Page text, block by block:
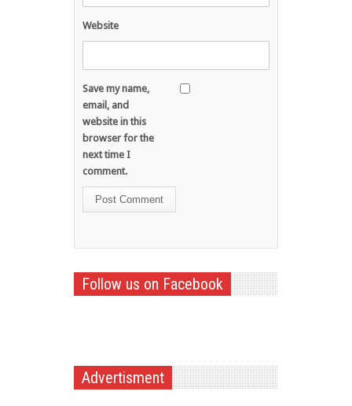
Website
Save my name,
email, and
website in this
browser for the
next time I
comment.
Follow us on Facebook
Advertisment